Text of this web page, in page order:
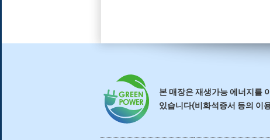
본 매장은 재생가능 에너지를
있습니다(비화석증서 등의 이